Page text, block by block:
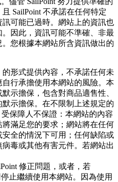
SailPoint 不承諾在任何特定
可能已過時。網站上的資訊也
因此，資訊可能不準確、非最
您根據本網站所含資訊做出的
形式提供內容，不承諾任何未
行承擔使用本網站的風險。本
示擔保，包含對商品適售性、
示擔保。在不限制上述規定的
受保障人不保證：本網站的內容
滿足您的要求；網站將在任何
全的情況下可用；任何缺陷或
毒或其他有害元件。若網站出
修正問題，或者，若
止繼續使用本網站。因為使用